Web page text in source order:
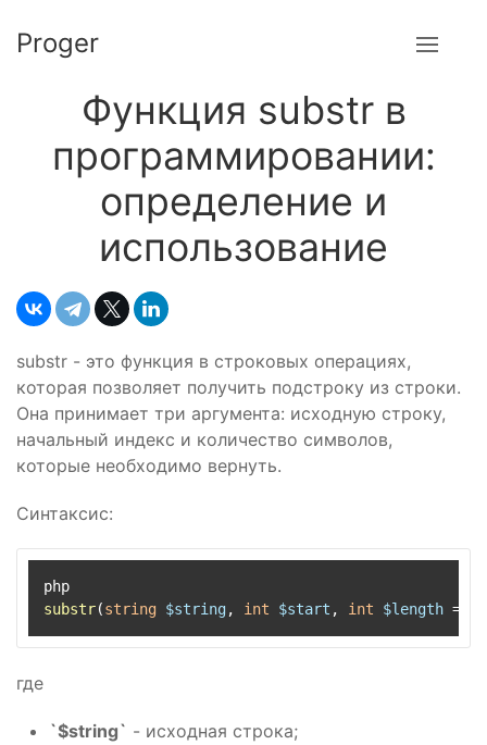
Proger
Функция substr в
программировании:
определение и
использование
substr - это функция в строковых операциях,
которая позволяет получить подстроку из строки.
Она принимает три аргумента: исходную строку,
начальный индекс и количество символов,
которые необходимо вернуть.
Синтаксис:
substr(string $string, int $start , int $length =
где
`$string` - исходная строка;